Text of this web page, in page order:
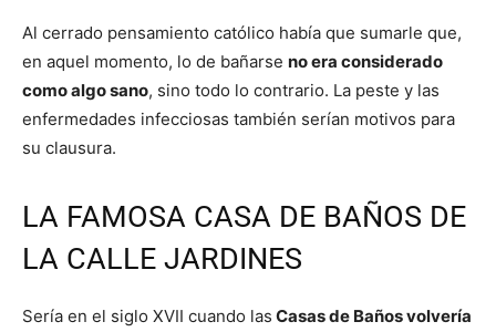
Al cerrado pensamiento católico había que sumarle que,
en aquel momento, lo de bañarse no era considerado
como algo sano, sino todo lo contrario. La peste y las
enfermedades infecciosas también serían motivos para
su clausura.
LA FAMOSA CASA DE BAÑOS DE
LA CALLE JARDINES
Sería en el siglo XVII cuando las Casas de Baños volvería